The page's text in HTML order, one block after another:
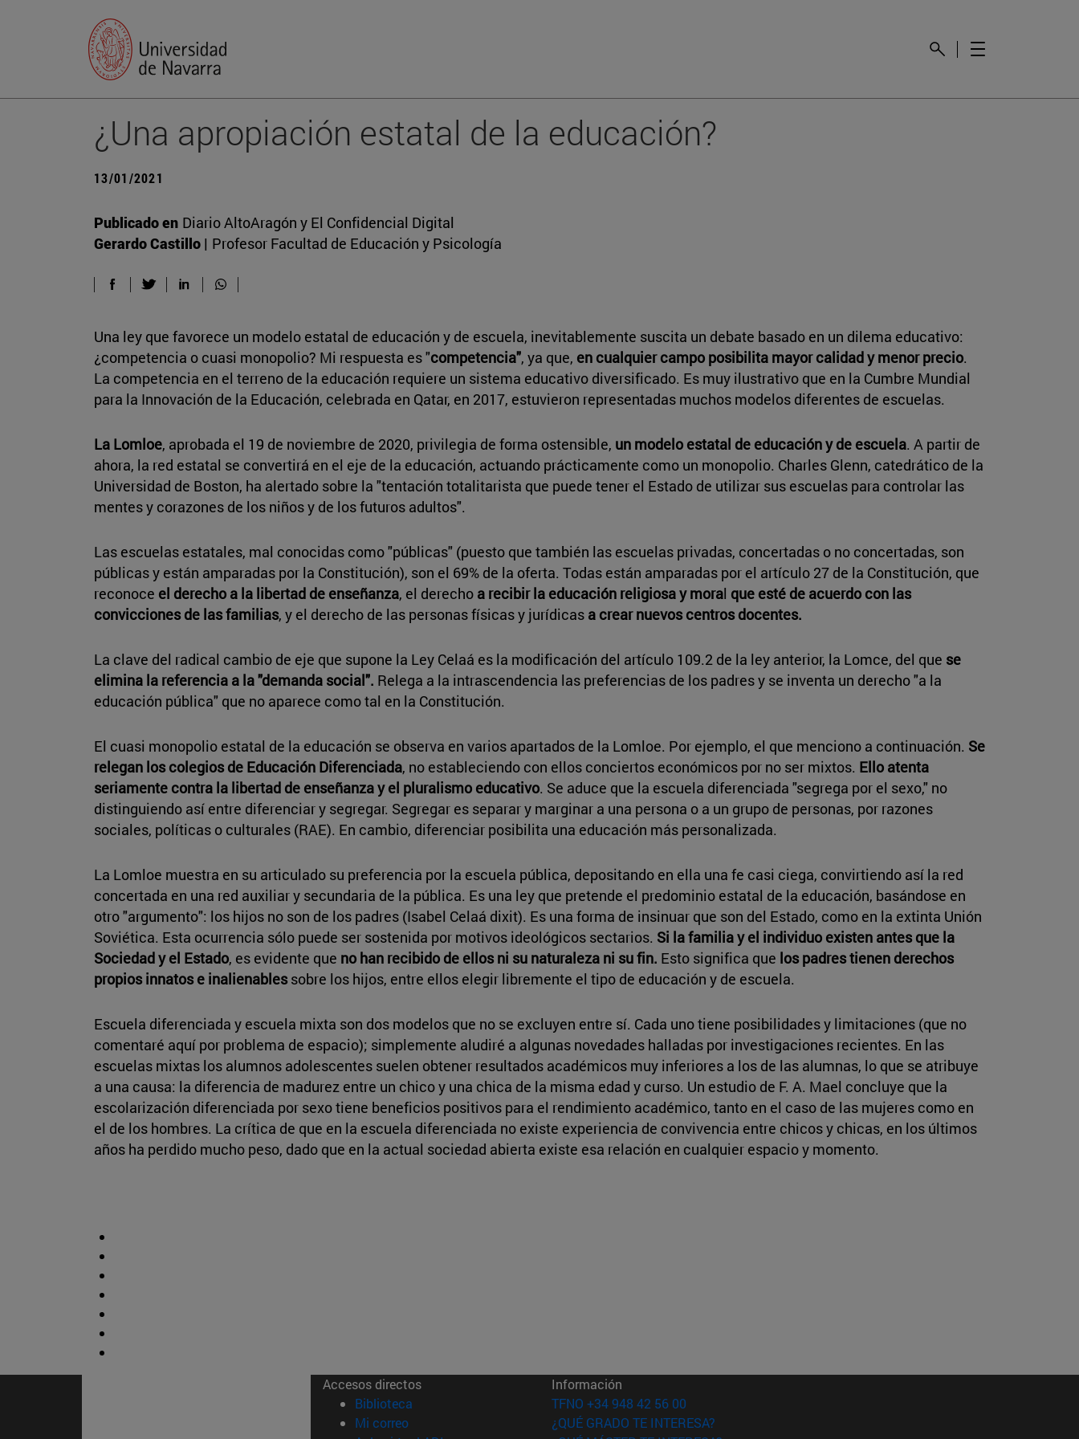
¿Una apropiación estatal de la educación?
13/01/2021
Publicado en Diario AltoAragón y El Confidencial Digital
Gerardo Castillo | Profesor Facultad de Educación y Psicología
Una ley que favorece un modelo estatal de educación y de escuela, inevitablemente suscita un debate basado en un dilema educativo:
¿competencia o cuasi monopolio? Mi respuesta es "competencia", ya que, en cualquier campo posibilita mayor calidad y menor precio.
La competencia en el terreno de la educación requiere un sistema educativo diversificado. Es muy ilustrativo que en la Cumbre Mundial
para la Innovación de la Educación, celebrada en Qatar, en 2017, estuvieron representadas muchos modelos diferentes de escuelas.
La Lomloe, aprobada el 19 de noviembre de 2020, privilegia de forma ostensible, un modelo estatal de educación y de escuela. A partir de
ahora, la red estatal se convertirá en el eje de la educación, actuando prácticamente como un monopolio. Charles Glenn, catedrático de la
Universidad de Boston, ha alertado sobre la "tentación totalitarista que puede tener el Estado de utilizar sus escuelas para controlar las
mentes y corazones de los niños y de los futuros adultos".
Las escuelas estatales, mal conocidas como "públicas" (puesto que también las escuelas privadas, concertadas o no concertadas, son
públicas y están amparadas por la Constitución), son el 69% de la oferta. Todas están amparadas por el artículo 27 de la Constitución, que
reconoce el derecho a la libertad de enseñanza, el derecho a recibir la educación religiosa y moral que esté de acuerdo con las
convicciones de las familias, y el derecho de las personas físicas y jurídicas a crear nuevos centros docentes.
La clave del radical cambio de eje que supone la Ley Celaá es la modificación del artículo 109.2 de la ley anterior, la Lomce, del que se
elimina la referencia a la "demanda social". Relega a la intrascendencia las preferencias de los padres y se inventa un derecho "a la
educación pública" que no aparece como tal en la Constitución.
El cuasi monopolio estatal de la educación se observa en varios apartados de la Lomloe. Por ejemplo, el que menciono a continuación. Se
relegan los colegios de Educación Diferenciada, no estableciendo con ellos conciertos económicos por no ser mixtos. Ello atenta
seriamente contra la libertad de enseñanza y el pluralismo educativo. Se aduce que la escuela diferenciada "segrega por el sexo," no
distinguiendo así entre diferenciar y segregar. Segregar es separar y marginar a una persona o a un grupo de personas, por razones
sociales, políticas o culturales (RAE). En cambio, diferenciar posibilita una educación más personalizada.
La Lomloe muestra en su articulado su preferencia por la escuela pública, depositando en ella una fe casi ciega, convirtiendo así la red
concertada en una red auxiliar y secundaria de la pública. Es una ley que pretende el predominio estatal de la educación, basándose en
otro "argumento": los hijos no son de los padres (Isabel Celaá dixit). Es una forma de insinuar que son del Estado, como en la extinta Unión
Soviética. Esta ocurrencia sólo puede ser sostenida por motivos ideológicos sectarios. Si la familia y el individuo existen antes que la
Sociedad y el Estado, es evidente que no han recibido de ellos ni su naturaleza ni su fin. Esto significa que los padres tienen derechos
propios innatos e inalienablessobre los hijos, entre ellos elegir libremente el tipo de educación y de escuela.
Escuela diferenciada y escuela mixta son dos modelos que no se excluyen entre sí. Cada uno tiene posibilidades y limitaciones (que no
comentaré aquí por problema de espacio); simplemente aludiré a algunas novedades halladas por investigaciones recientes. En las
escuelas mixtas los alumnos adolescentes suelen obtener resultados académicos muy inferiores a los de las alumnas, lo que se atribuye
a una causa: la diferencia de madurez entre un chico y una chica de la misma edad y curso. Un estudio de F. A. Mael concluye que la
escolarización diferenciada por sexo tiene beneficios positivos para el rendimiento académico, tanto en el caso de las mujeres como en
el de los hombres. La crítica de que en la escuela diferenciada no existe experiencia de convivencia entre chicos y chicas, en los últimos
años ha perdido mucho peso, dado que en la actual sociedad abierta existe esa relación en cualquier espacio y momento.
Accesos directos
Biblioteca (abre en nueva ventana)
Mi correo(abre en nueva ventana)
Información
TFNO +34 948 42 56 00
¿QUÉ GRADO TE INTERESA?